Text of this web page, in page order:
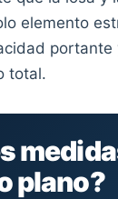
elemento
portante
total.
plano?